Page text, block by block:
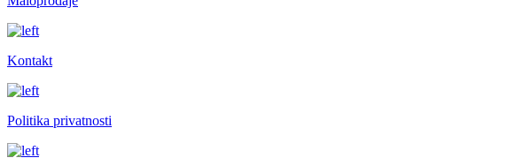
Kontakt
Politika privatnosti